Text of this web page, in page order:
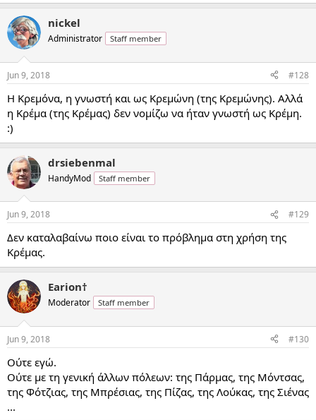
nickel
Administrator Staff member
Jun 9, 2018 #128
Η Κρεμόνα, η γνωστή και ως Κρεμώνη (της Κρεμώνης). Αλλά
η Κρέμα (της Κρέμας) δεν νομίζω να ήταν γνωστή ως Κρέμη.
:)
drsiebenmal
HandyMod Staff member
Jun 9, 2018 #129
Δεν καταλαβαίνω ποιο είναι το πρόβλημα στη χρήση της
Κρέμας.
Earion†
Moderator Staff member
Jun 9, 2018 #130
Ούτε εγώ.
Ούτε με τη γενική άλλων πόλεων: της Πάρμας, της Μόντσας,
της Φότζιας, της Μπρέσιας, της Πίζας, της Λούκας, της Σιένας
...